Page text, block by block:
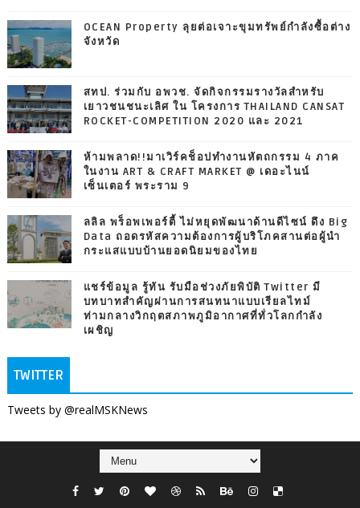
OCEAN Property ลุยต่อเจาะขุมทรัพย์กำลังซื้อต่าง
จังหวัด
สทป. ร่วมกับ อพวช. จัดกิจกรรมรางวัลสำหรับ
เยาวชนชนะเลิศ ใน โครงการ THAILAND CANSAT
ROCKET-COMPETITION 2020 และ 2021
ห้ามพลาด!!มาเวิร์คช็อปทำงานหัตถกรรม 4 ภาค
ในงาน ART & CRAFT MARKET @ เดอะไนน์
เซ็นเตอร์ พระราม 9
ลลิล พร็อพเพอร์ตี้ ไม่หยุดพัฒนาด้านดีไซน์ ดึง Big
Data ถอดรหัสความต้องการผู้บริโภคสานต่อผู้นำ
กระแสแบบบ้านยอดนิยมของไทย
แชร์ข้อมูล รู้ทัน รับมือช่วงภัยพิบัติ Twitter มี
บทบาทสำคัญผ่านการสนทนาแบบเรียลไทม์
ท่ามกลางวิกฤตสภาพภูมิอากาศที่ทั่วโลกกำลัง
เผชิญ
TWITTER
Tweets by @realMSKNews